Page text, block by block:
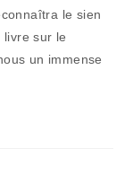
le sien
sur le
un immense